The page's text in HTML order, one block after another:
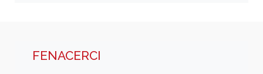
FENACERCI